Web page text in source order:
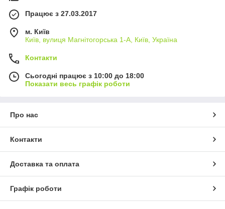
Працює з 27.03.2017
м. Київ
Київ, вулиця Магнітогорська 1-А, Київ, Україна
Контакти
Сьогодні працює з 10:00 до 18:00
Показати весь графік роботи
Про нас
Контакти
Доставка та оплата
Графік роботи